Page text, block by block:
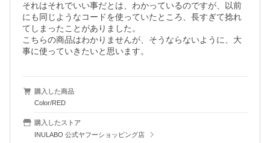
それはそれでいい事だとは、わかっているのですが、以前
にも同じようなコードを使っていたところ、長すぎて捻れ
てしまったことがありました。
こちらの商品はわかりませんが、そうならないように、大
購入した商品
Color/RED
購入したストア
INULABO 公式ヤフーショッピング店